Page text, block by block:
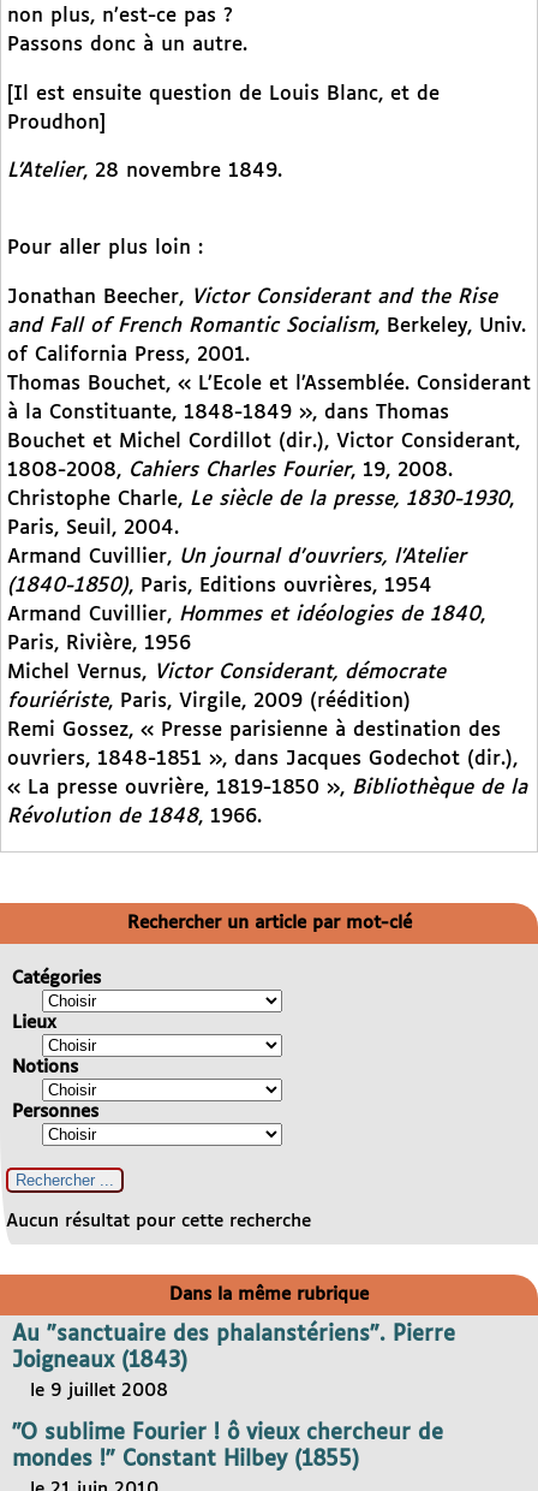
non plus, n’est-ce pas ?
Passons donc à un autre.
[Il est ensuite question de Louis Blanc, et de
Proudhon]
L’Atelier, 28 novembre 1849.
Pour aller plus loin :
Jonathan Beecher, Victor Considerant and the Rise
and Fall of French Romantic Socialism, Berkeley, Univ.
of California Press, 2001.
Thomas Bouchet, « L’Ecole et l’Assemblée. Considerant
à la Constituante, 1848-1849 », dans Thomas
Bouchet et Michel Cordillot (dir.), Victor Considerant,
1808-2008, Cahiers Charles Fourier, 19, 2008.
Christophe Charle, Le siècle de la presse, 1830-1930,
Paris, Seuil, 2004.
Armand Cuvillier, Un journal d’ouvriers, l’Atelier
(1840-1850), Paris, Editions ouvrières, 1954
Armand Cuvillier, Hommes et idéologies de 1840,
Paris, Rivière, 1956
Michel Vernus, Victor Considerant, démocrate
fouriériste, Paris, Virgile, 2009 (réédition)
Remi Gossez, « Presse parisienne à destination des
ouvriers, 1848-1851 », dans Jacques Godechot (dir.),
« La presse ouvrière, 1819-1850 », Bibliothèque de la
Révolution de 1848, 1966.
Rechercher un article par mot-clé
Catégories
Lieux
Notions
Personnes
Aucun résultat pour cette recherche
Dans la même rubrique
Au "sanctuaire des phalanstériens". Pierre
Joigneaux (1843)
le 9 juillet 2008
"O sublime Fourier ! ô vieux chercheur de
mondes !" Constant Hilbey (1855)